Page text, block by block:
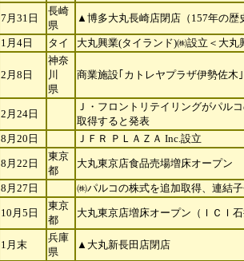
7月31日
長崎
県
▲博多大丸長崎店閉店（157年の歴
1月4日 タイ 大丸興業(タイランド)㈱設立＜大丸
2月8日
神奈
川
県
商業施設｢カトレヤプラザ伊勢佐木
2月24日
Ｊ・フロントリテイリングがパル
取得すると発表
8月20日
ＪＦＲ ＰＬＡＺＡ Inc.設立
8月22日
東京
都
大丸東京店食品売場増床オープン
8月27日 ㈱パルコの株式を追加取得、連結
10月5日
東京
都
大丸東京店増床オープン（ＩＣＩ
1月末
兵庫
県
▲大丸新長田店閉店